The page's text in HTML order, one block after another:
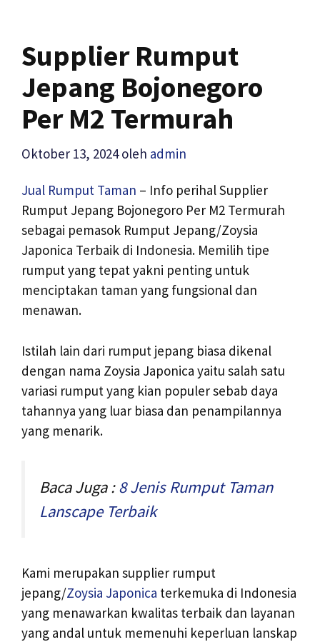
Supplier Rumput
Jepang Bojonegoro
Per M2 Termurah
Oktober 13, 2024 oleh admin
Jual Rumput Taman – Info perihal Supplier
Rumput Jepang Bojonegoro Per M2 Termurah
sebagai pemasok Rumput Jepang/Zoysia
Japonica Terbaik di Indonesia. Memilih tipe
rumput yang tepat yakni penting untuk
menciptakan taman yang fungsional dan
menawan.
Istilah lain dari rumput jepang biasa dikenal
dengan nama Zoysia Japonica yaitu salah satu
variasi rumput yang kian populer sebab daya
tahannya yang luar biasa dan penampilannya
yang menarik.
Baca Juga :8 Jenis Rumput Taman
Lanscape Terbaik
Kami merupakan supplier rumput
jepang/Zoysia Japonica terkemuka di Indonesia
yang menawarkan kwalitas terbaik dan layanan
yang andal untuk memenuhi keperluan lanskap